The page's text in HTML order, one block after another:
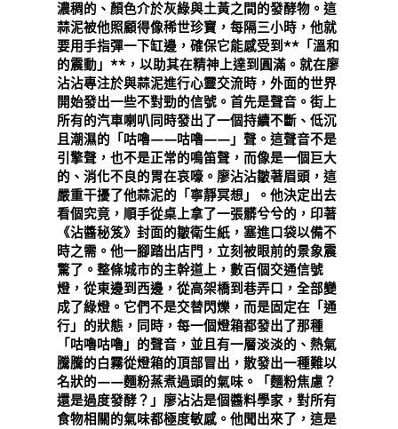
濃稠的、顏色介於灰綠與土黃之間的發酵物。這
蒜泥被他照顧得像稀世珍寶，每隔三小時，他就
要用手指彈一下缸邊，確保它能感受到**「溫和
的震動」**，以助其在精神上達到圓滿。就在廖
沾沾專注於與蒜泥進行心靈交流時，外面的世界
開始發出一些不對勁的信號。首先是聲音。街上
所有的汽車喇叭同時發出了一個持續不斷、低沉
且潮濕的「咕嚕——咕嚕——」聲。這聲音不是
引擎聲，也不是正常的鳴笛聲，而像是一個巨大
的、消化不良的胃在哀嚎。廖沾沾皺著眉頭，這
嚴重干擾了他蒜泥的「寧靜冥想」。他決定出去
看個究竟，順手從桌上拿了一張髒兮兮的，印著
《沾醬秘笈》封面的皺衛生紙，塞進口袋以備不
時之需。他一腳踏出店門，立刻被眼前的景象震
驚了。整條城市的主幹道上，數百個交通信號
燈，從東邊到西邊，從高架橋到巷弄口，全部變
成了綠燈。它們不是交替閃爍，而是固定在「通
行」的狀態，同時，每一個燈箱都發出了那種
「咕嚕咕嚕」的聲音，並且有一層淡淡的、熱氣
騰騰的白霧從燈箱的頂部冒出，散發出一種難以
名狀的——麵粉蒸煮過頭的氣味。「麵粉焦慮？
還是過度發酵？」廖沾沾是個醬料學家，對所有
食物相關的氣味都極度敏感。他聞出來了，這是